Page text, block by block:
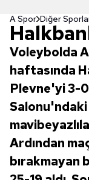
A Spor Diğer
Voleybolda
haftasında
Plevne'yi 3-
Salonu'ndaki
Ardından
bırakmayan